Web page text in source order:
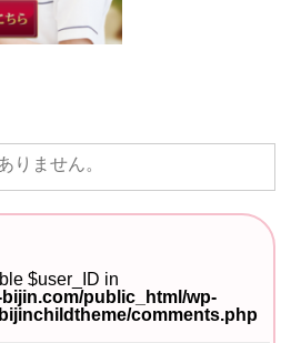
りません。
$user_ID in
public_html/wp-
comments.php